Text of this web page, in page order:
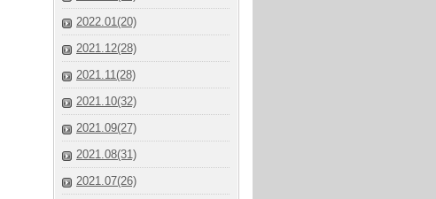
2022.01(20)
2021.12(28)
2021.11(28)
2021.10(32)
2021.09(27)
2021.08(31)
2021.07(26)